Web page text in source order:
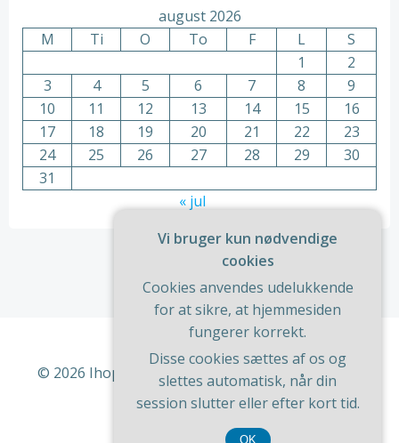
august 2026
M
Ti O To F L
S
1
2
3
4 5 6 7 8
9
10
11 12 13 14 15
16
17
18 19 20 21 22
23
24
25 26 27 28 29
30
31
« jul
© 2026 Ihop. Bygget ved at bruge WordPress og
ColibriWP Theme.
Vi bruger kun nødvendige
cookies
Cookies anvendes udelukkende
for at sikre, at hjemmesiden
fungerer korrekt.
Disse cookies sættes af os og
slettes automatisk, når din
session slutter eller efter kort tid.
OK